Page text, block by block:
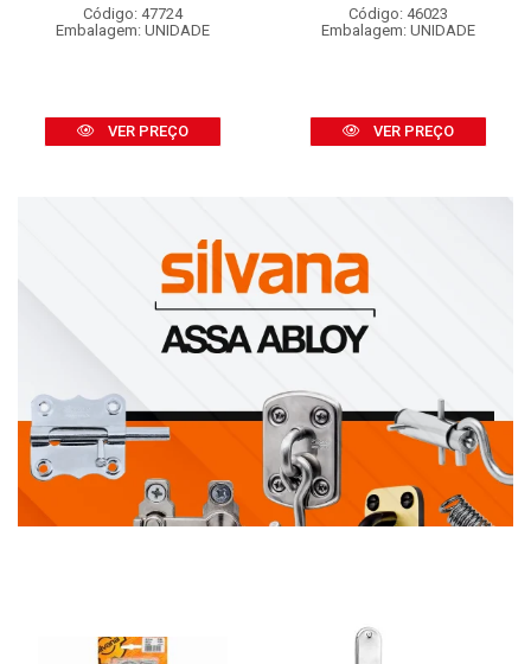
Código: 47724
Embalagem: UNIDADE
VER PREÇO
Código: 46023
Embalagem: UNIDADE
VER PREÇO